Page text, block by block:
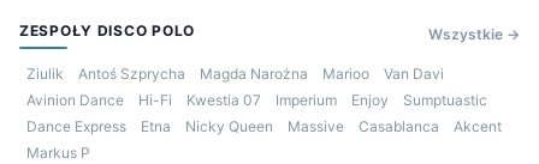
ZESPOŁY DISCO POLO Wszystkie →
Ziulik Antoś Szprycha Magda Narożna Marioo
Van Davi
Avinion Dance
Hi-Fi Kwestia 07 Imperium Enjoy
Sumptuastic
Dance Express
Etna Nicky Queen Massive Casablanca
Akcent
Markus P